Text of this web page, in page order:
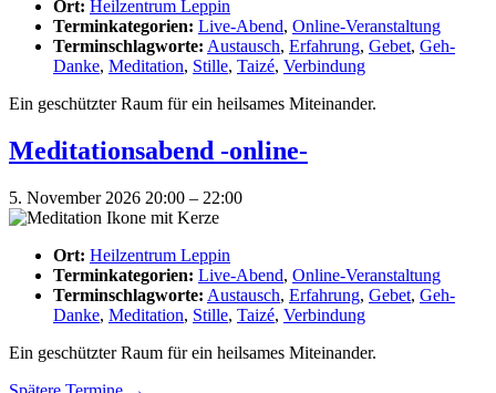
Ort: Heilzentrum Leppin
Terminkategorien: Live-Abend, Online-Veranstaltung
Terminschlagworte: Austausch, Erfahrung, Gebet, Geh-
Danke, Meditation, Stille, Taizé, Verbindung
Ein geschützter Raum für ein heilsames Miteinander.
Meditationsabend -online-
5. November 2026 20:00 – 22:00
Ort: Heilzentrum Leppin
Terminkategorien: Live-Abend, Online-Veranstaltung
Terminschlagworte: Austausch, Erfahrung, Gebet, Geh-
Danke, Meditation, Stille, Taizé, Verbindung
Ein geschützter Raum für ein heilsames Miteinander.